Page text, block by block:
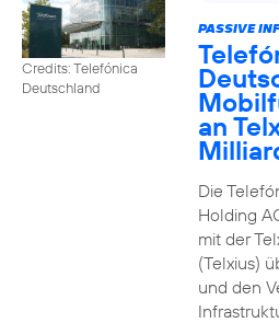
Credits: Telefónica
Deutschland
PASSIVE
an
Die
Holding
mit der
(Telxius)
und den